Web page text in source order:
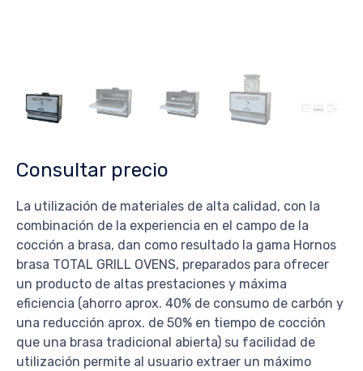
Consultar precio
La utilización de materiales de alta calidad, con la
combinación de la experiencia en el campo de la
cocción a brasa, dan como resultado la gama Hornos
brasa TOTAL GRILL OVENS, preparados para ofrecer
un producto de altas prestaciones y máxima
eficiencia (ahorro aprox. 40% de consumo de carbón y
una reducción aprox. de 50% en tiempo de cocción
que una brasa tradicional abierta) su facilidad de
utilización permite al usuario extraer un máximo